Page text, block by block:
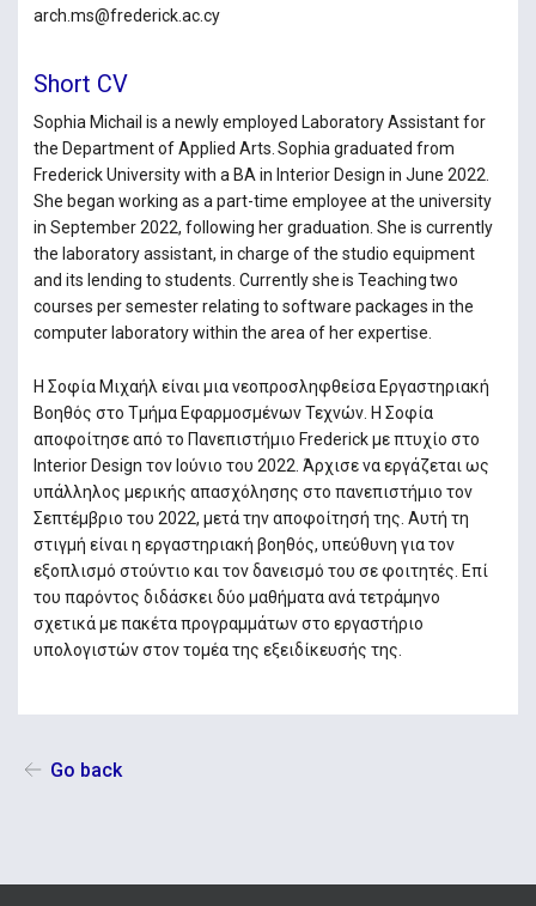
arch.ms@frederick.ac.cy
Short CV
Sophia Michail is a newly employed Laboratory Assistant for
the Department of Applied Arts. Sophia graduated from
Frederick University with a BA in Interior Design in June 2022.
She began working as a part-time employee at the university
in September 2022, following her graduation. She is currently
the laboratory assistant, in charge of the studio equipment
and its lending to students. Currently she is Teaching two
courses per semester relating to software packages in the
computer laboratory within the area of her expertise.
Η Σοφία Μιχαήλ είναι μια νεοπροσληφθείσα Εργαστηριακή
Βοηθός στο Τμήμα Εφαρμοσμένων Τεχνών. Η Σοφία
αποφοίτησε από το Πανεπιστήμιο Frederick με πτυχίο στο
Interior Design τον Ιούνιο του 2022. Άρχισε να εργάζεται ως
υπάλληλος μερικής απασχόλησης στο πανεπιστήμιο τον
Σεπτέμβριο του 2022, μετά την αποφοίτησή της. Αυτή τη
στιγμή είναι η εργαστηριακή βοηθός, υπεύθυνη για τον
εξοπλισμό στούντιο και τον δανεισμό του σε φοιτητές. Επί
του παρόντος διδάσκει δύο μαθήματα ανά τετράμηνο
σχετικά με πακέτα προγραμμάτων στο εργαστήριο
υπολογιστών στον τομέα της εξειδίκευσής της.
Go back